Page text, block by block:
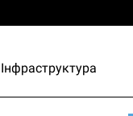
Інфраструктура